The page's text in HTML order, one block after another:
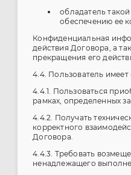
обладатель
обеспечению ее
Конфиденциальная
действия Договора, а
прекращения его
4.4. Пользователь имеет
4.4.1. Пользоваться
рамках, определенных
4.4.2. Получать
корректного
Договора.
4.4.3. Требовать
ненадлежащего